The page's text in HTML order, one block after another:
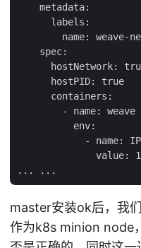
    metadata:
      labels:
name: weave-
    spec:
hostNetwork:
      hostPID: true
      containers:
        - name: weave
          env:
- name:
value:
master安装ok后，我
作为k8s minion node